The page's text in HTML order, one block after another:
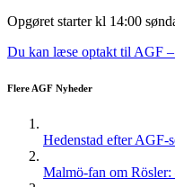
Opgøret starter kl 14:00
Du kan læse optakt til AGF –
Flere AGF Nyheder
Hedenstad efter AGF-
Malmö-fan om Rösler: